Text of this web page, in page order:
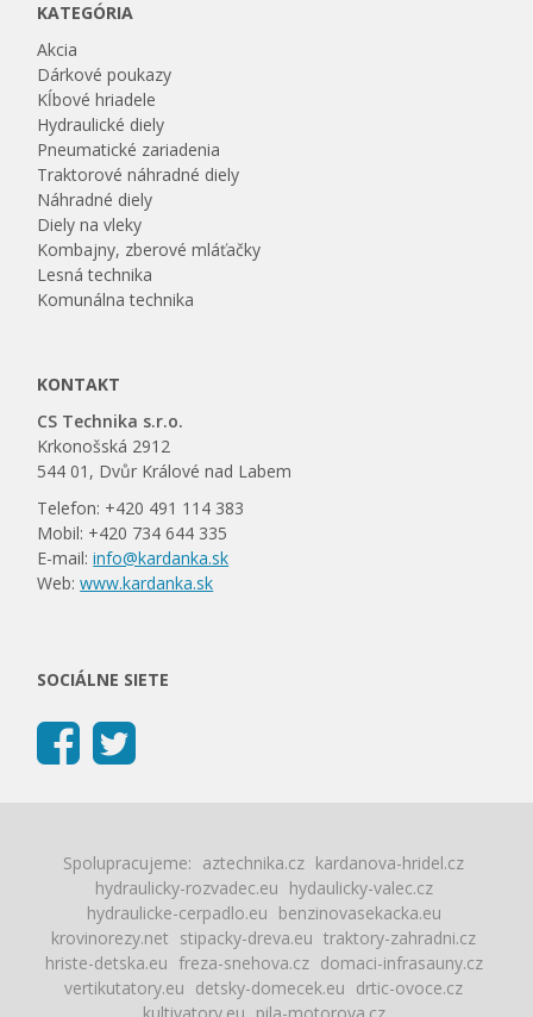
KATEGÓRIA
Akcia
Dárkové poukazy
Kĺbové hriadele
Hydraulické diely
Pneumatické zariadenia
Traktorové náhradné diely
Náhradné diely
Diely na vleky
Kombajny, zberové mláťačky
Lesná technika
Komunálna technika
KONTAKT
CS Technika s.r.o.
Krkonošská 2912
544 01, Dvůr Králové nad Labem
Telefon: +420 491 114 383
Mobil: +420 734 644 335
E-mail:info@kardanka.sk
Web:www.kardanka.sk
SOCIÁLNE SIETE
Spolupracujeme: aztechnika.cz kardanova-hridel.cz
hydraulicky-rozvadec.eu hydaulicky-valec.cz
hydraulicke-cerpadlo.eu benzinovasekacka.eu
krovinorezy.net stipacky-dreva.eu traktory-zahradni.cz
hriste-detska.eu freza-snehova.cz domaci-infrasauny.cz
vertikutatory.eu detsky-domecek.eu drtic-ovoce.cz